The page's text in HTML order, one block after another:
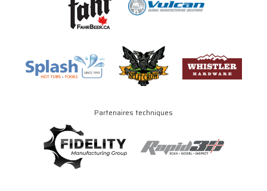
Partenaires techniques